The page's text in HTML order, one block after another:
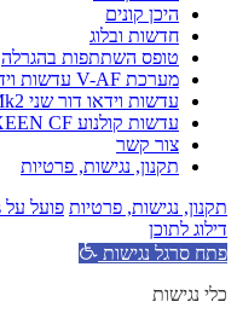
היכן קונים
חדשות ובלוג
טופס השתתפות בהגרלה
מערכת V-AF עדשות וידאו לסוני FE
עדשות וידאו דור שני Cine Mk2
עדשות קולנוע XEEN CF
צור קשר
תקנון, נגישות, פרטיות
תקנון, נגישות, פרטיות פועל על WordPress
דילוג לתוכן
פתח סרגל נגישות
כלי נגישות